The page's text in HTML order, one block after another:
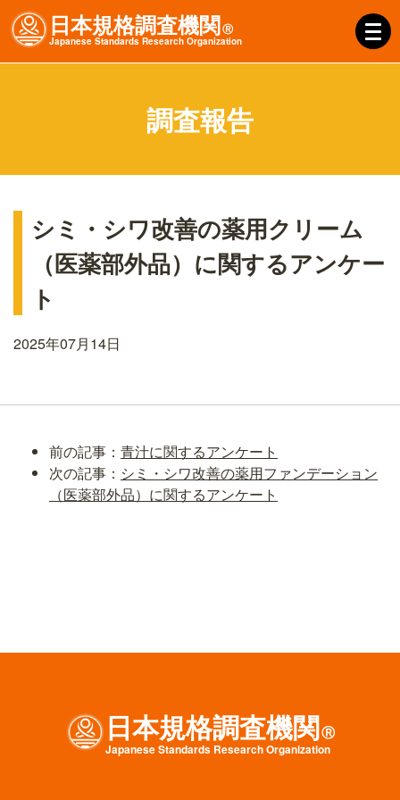
日本規格調査機関Ⓡ
JapaneseStandardsResearchOrganization
調査報告
シミ・シワ改善の薬用クリーム
（医薬部外品）に関するアンケー
ト
2025年07月14日
前の記事： 青汁に関するアンケート
次の記事： シミ・シワ改善の薬用ファンデーション
（医薬部外品）に関するアンケート
日本規格調査機関Ⓡ
JapaneseStandardsResearchOrganization